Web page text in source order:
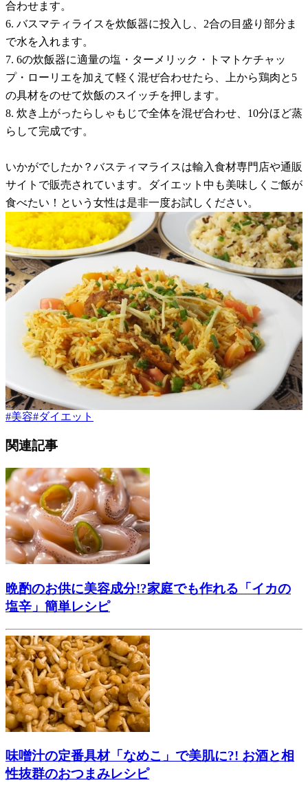
合わせます。
6. バスマティライスを炊飯器に投入し、2合の目盛り部分ま
で水を入れます。
7. 6の炊飯器に適量の塩・ターメリック・トマトケチャッ
プ・ローリエを加えて軽く混ぜ合わせたら、上から鶏肉と5
の具材をのせて炊飯のスイッチを押します。
8. 炊き上がったらしゃもじで全体を混ぜ合わせ、10分ほど蒸
らして完成です。
いかがでしたか？バスティマライスは輸入食材専門店や通販
サイトで販売されています。ダイエット中も美味しくご飯が
食べたい！という女性は是非一度お試しください。
#美容#ダイエット
関連記事
晩酌のお供に美容成分!?家庭でも作れる「イカの
塩辛」簡単レシピ
味噌汁の定番具材「なめこ」で美肌に?! お酒と相
性抜群のおつまみレシピ